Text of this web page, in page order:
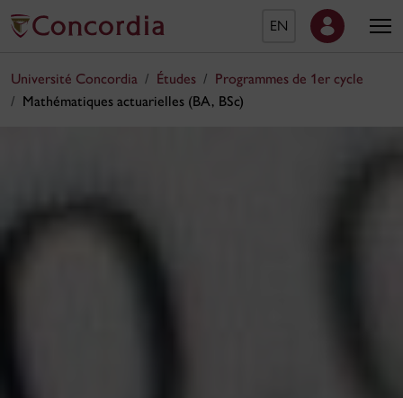
EN
Université Concordia Études
Programmes de 1er cycle
Mathématiques actuarielles (BA, BSc)